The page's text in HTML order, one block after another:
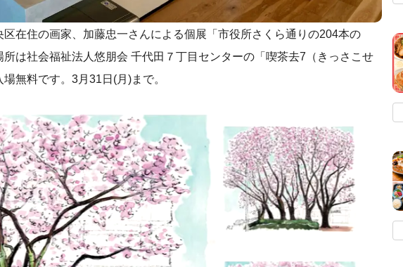
在住の画家、加藤忠一さんによる個展「市役所さくら通りの204本の
は社会福祉法人悠朋会 千代田７丁目センターの「喫茶去7（きっさこせ
無料です。3月31日(月)まで。